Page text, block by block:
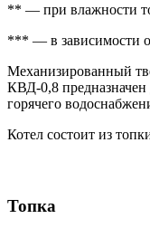
** — при влажности
*** — в зависимости
Механизированный
КВД-0,8 предназначен
горячего
Котел состоит из
Топка